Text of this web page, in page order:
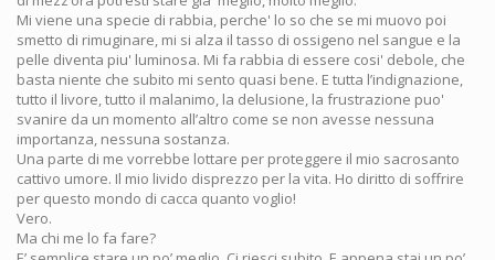
Mi viene una specie di rabbia, perche' lo so che se mi muovo poi
smetto di rimuginare, mi si alza il tasso di ossigeno nel sangue e la
pelle diventa piu' luminosa. Mi fa rabbia di essere cosi' debole, che
basta niente che subito mi sento quasi bene. E tutta l’indignazione,
tutto il livore, tutto il malanimo, la delusione, la frustrazione puo'
svanire da un momento all’altro come se non avesse nessuna
importanza, nessuna sostanza.
Una parte di me vorrebbe lottare per proteggere il mio sacrosanto
cattivo umore. Il mio livido disprezzo per la vita. Ho diritto di soffrire
per questo mondo di cacca quanto voglio!
Vero.
Ma chi me lo fa fare?